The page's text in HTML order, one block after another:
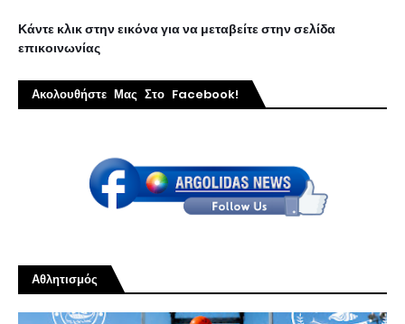
Κάντε κλικ στην εικόνα για να μεταβείτε στην σελίδα
επικοινωνίας
Ακολουθήστε Μας Στο Facebook!
Αθλητισμός